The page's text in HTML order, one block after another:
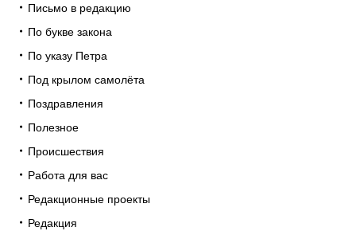
Письмо в редакцию
По букве закона
По указу Петра
Под крылом самолёта
Поздравления
Полезное
Происшествия
Работа для вас
Редакционные проекты
Редакция